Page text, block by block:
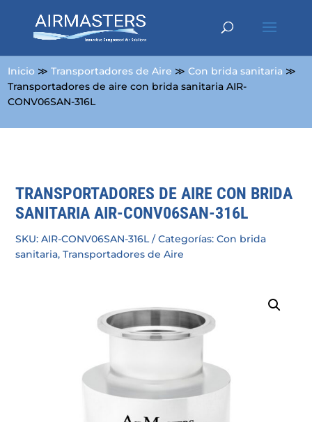
Inicio ≫Transportadores de Aire ≫Con brida sanitaria ≫
Transportadores de aire con brida sanitaria AIR-
CONV06SAN-316L
TRANSPORTADORES DE AIRE CON BRIDA
SANITARIA AIR-CONV06SAN-316L
SKU:AIR-CONV06SAN-316L Categorías:Con brida
sanitaria,Transportadores de Aire